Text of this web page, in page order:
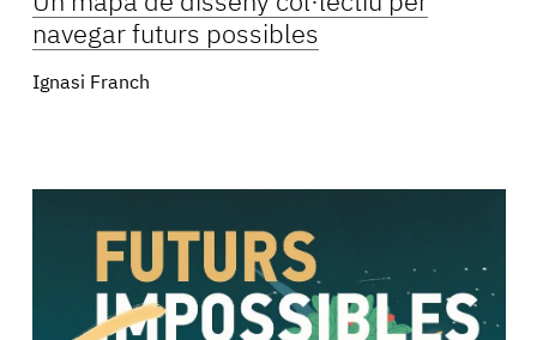
navegar futurs possibles
Ignasi Franch